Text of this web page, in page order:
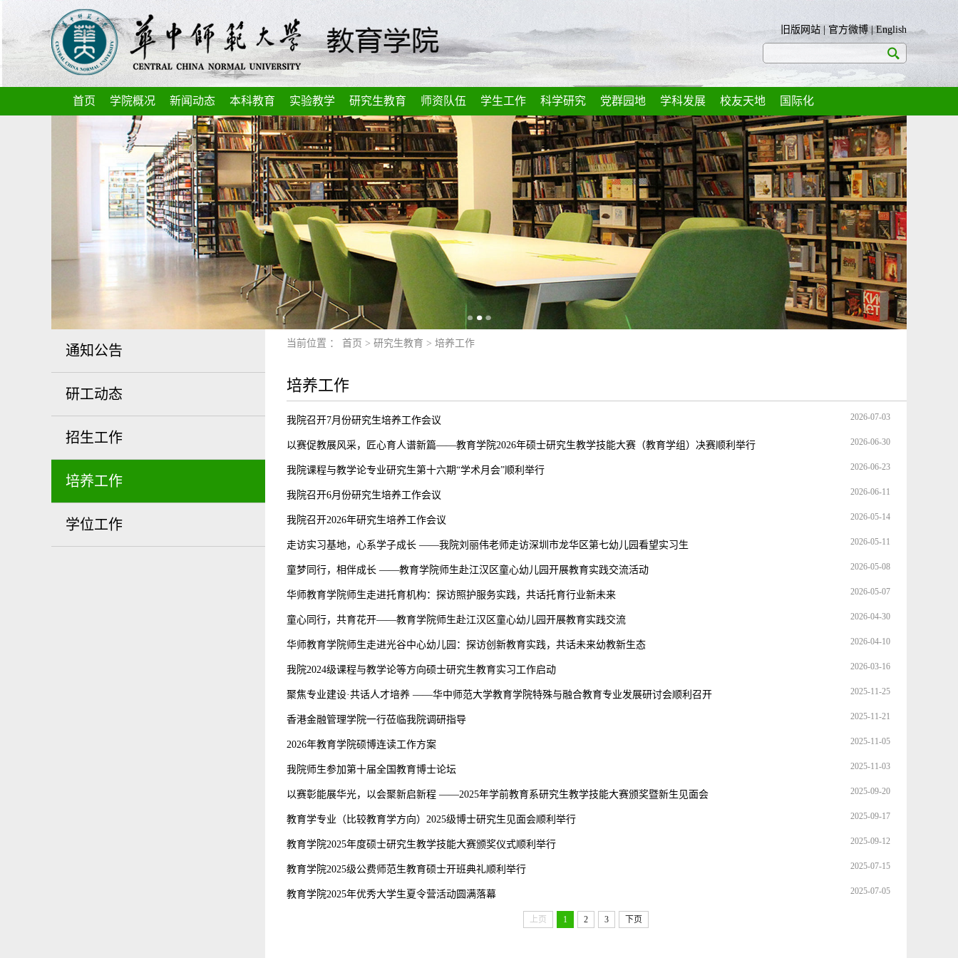
旧版网站 |官方微博|English
首页 学院概况 新闻动态 本科教育 实验教学 研究生教育 师资队伍 学生工作 科学研究 党群园地 学科发展 校友天地 国际化
通知公告
研工动态
招生工作
培养工作
学位工作
当前位置 ： 首页 > 研究生教育 > 培养工作
培养工作
我院召开7月份研究生培养工作会议 2026-07-03
以赛促教展风采，匠心育人谱新篇——教育学院2026年硕士研究生教学技能大赛（教育学组）决赛顺利举行 2026-06-30
我院课程与教学论专业研究生第十六期“学术月会”顺利举行 2026-06-23
我院召开6月份研究生培养工作会议 2026-06-11
我院召开2026年研究生培养工作会议 2026-05-14
走访实习基地，心系学子成长 ——我院刘丽伟老师走访深圳市龙华区第七幼儿园看望实习生 2026-05-11
童梦同行，相伴成长 ——教育学院师生赴江汉区童心幼儿园开展教育实践交流活动 2026-05-08
华师教育学院师生走进托育机构：探访照护服务实践，共话托育行业新未来 2026-05-07
童心同行，共育花开——教育学院师生赴江汉区童心幼儿园开展教育实践交流 2026-04-30
华师教育学院师生走进光谷中心幼儿园：探访创新教育实践，共话未来幼教新生态 2026-04-10
我院2024级课程与教学论等方向硕士研究生教育实习工作启动 2026-03-16
聚焦专业建设·共话人才培养 ——华中师范大学教育学院特殊与融合教育专业发展研讨会顺利召开 2025-11-25
香港金融管理学院一行莅临我院调研指导 2025-11-21
2026年教育学院硕博连读工作方案 2025-11-05
我院师生参加第十届全国教育博士论坛 2025-11-03
以赛彰能展华光，以会聚新启新程 ——2025年学前教育系研究生教学技能大赛颁奖暨新生见面会 2025-09-20
教育学专业（比较教育学方向）2025级博士研究生见面会顺利举行 2025-09-17
教育学院2025年度硕士研究生教学技能大赛颁奖仪式顺利举行 2025-09-12
教育学院2025级公费师范生教育硕士开班典礼顺利举行 2025-07-15
教育学院2025年优秀大学生夏令营活动圆满落幕 2025-07-05
上页 1 2 3 下页